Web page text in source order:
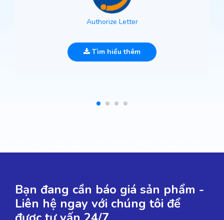
Authorize Letter
Tìm hiểu thêm
Bạn đang cần báo giá sản phẩm -
Liên hệ ngay với chúng tôi để